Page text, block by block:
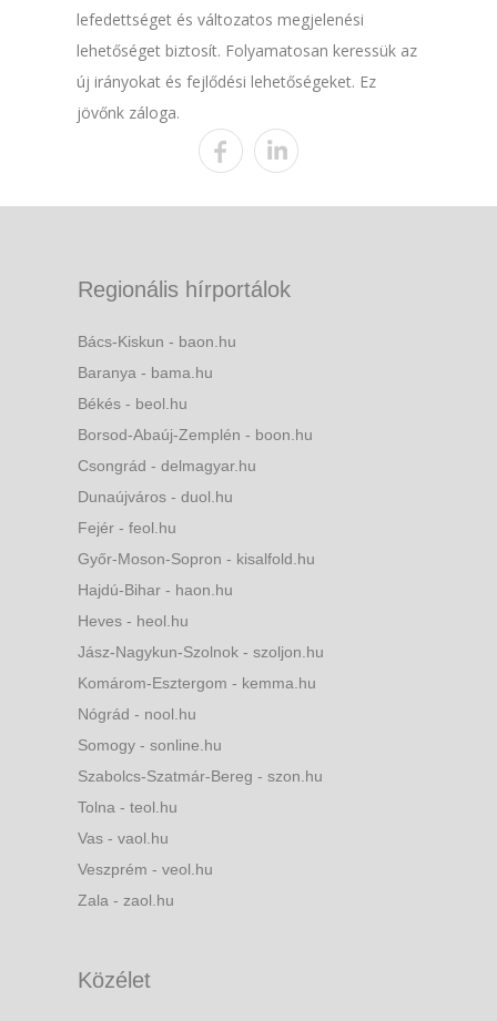
lefedettséget és változatos megjelenési
lehetőséget biztosít. Folyamatosan keressük az
új irányokat és fejlődési lehetőségeket. Ez
jövőnk záloga.
Regionális hírportálok
Bács-Kiskun - baon.hu
Baranya - bama.hu
Békés - beol.hu
Borsod-Abaúj-Zemplén - boon.hu
Csongrád - delmagyar.hu
Dunaújváros - duol.hu
Fejér - feol.hu
Győr-Moson-Sopron - kisalfold.hu
Hajdú-Bihar - haon.hu
Heves - heol.hu
Jász-Nagykun-Szolnok - szoljon.hu
Komárom-Esztergom - kemma.hu
Nógrád - nool.hu
Somogy - sonline.hu
Szabolcs-Szatmár-Bereg - szon.hu
Tolna - teol.hu
Vas - vaol.hu
Veszprém - veol.hu
Zala - zaol.hu
Közélet